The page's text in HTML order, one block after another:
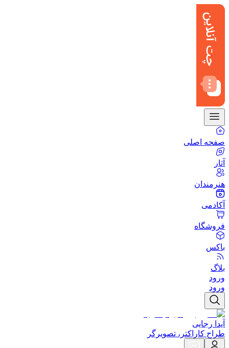
صفحه اصلی
آثار
هنرمندان
آکادمی
فروشگاه
باکس
بلاگ
ورود
ورود
آیدا رجایی
طراح کاراکتر، تصویرگر